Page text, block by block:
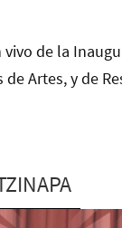
vivo de la
Artes, y de